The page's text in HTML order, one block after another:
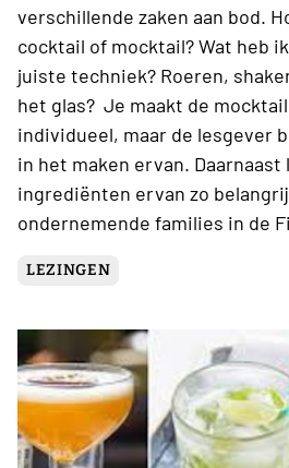
verschillende zaken aan bod.
cocktail of mocktail? Wat heb
juiste techniek? Roeren,
het glas? Je maakt de
individueel, maar de lesgever
in het maken ervan. Daarnaast
ingrediënten ervan zo
ondernemende families in de
LEZINGEN